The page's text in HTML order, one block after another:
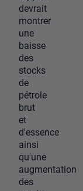
devrait
montrer
une
baisse
des
stocks
de
pétrole
brut
et
d'essence
ainsi
qu'une
augmentation
des